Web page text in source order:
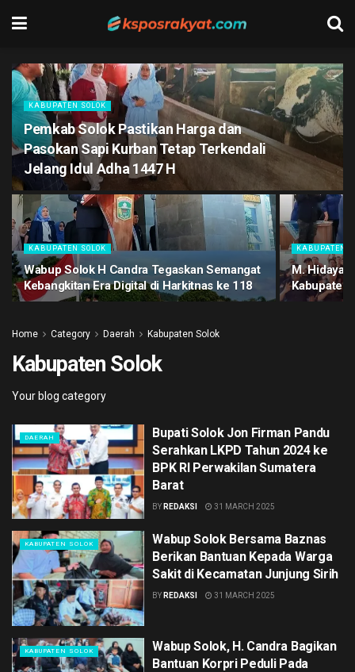
KABUPATEN SOLOK
Pemkab Solok Pastikan Harga dan
Pasokan Sapi Kurban Tetap Terkendali
Jelang Idul Adha 1447 H
KABUPATEN SOLOK
Wabup Solok H Candra Tegaskan Semangat
Kebangkitan Era Digital di Harkitnas ke 118
KABUPATEN
M. Hidayat
Kabupaten
Home Category Daerah Kabupaten Solok
Kabupaten Solok
Your blog category
DAERAH
Bupati Solok Jon Firman Pandu
Serahkan LKPD Tahun 2024 ke
BPK RI Perwakilan Sumatera
Barat
BY REDAKSI 31 MARCH 2025
KABUPATEN SOLOK
Wabup Solok Bersama Baznas
Berikan Bantuan Kepada Warga
Sakit di Kecamatan Junjung Sirih
BY REDAKSI 31 MARCH 2025
KABUPATEN SOLOK
Wabup Solok, H. Candra Bagikan
Bantuan Korpri Peduli Pada